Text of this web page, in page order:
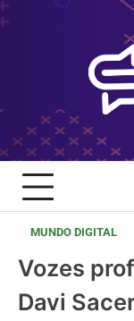
Skip
to
MUNDO DIGITAL
Vozes
Davi